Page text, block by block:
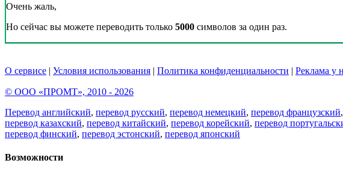
Очень жаль,
Но сейчас вы можете переводить только 5000 символов за один раз.
О сервисе | Условия использования | Политика конфиденциальности | Реклама у
© ООО «ПРОМТ», 2010 - 2026
Перевод английский, перевод русский, перевод немецкий, перевод французский,
перевод казахский, перевод китайский, перевод корейский, перевод
перевод финский, перевод эстонский, перевод японский
Возможности